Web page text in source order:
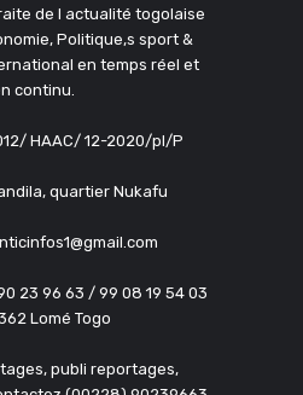
de l actualité togolaise
Politique,s sport &
en temps réel et
continu.
HAAC/ 12-2020/pl/P
quartier Nukafu
23 96 63 / 99 08 19 54 03
Lomé Togo
publi reportages,